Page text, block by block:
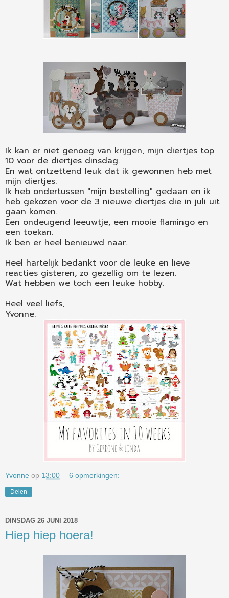
Ik kan er niet genoeg van krijgen, mijn diertjes top
10 voor de diertjes dinsdag.
En wat ontzettend leuk dat ik gewonnen heb met
mijn diertjes.
Ik heb ondertussen "mijn bestelling" gedaan en ik
heb gekozen voor de 3 nieuwe diertjes die in juli uit
gaan komen.
Een ondeugend leeuwtje, een mooie flamingo en
een toekan.
Ik ben er heel benieuwd naar.
Heel hartelijk bedankt voor de leuke en lieve
reacties gisteren, zo gezellig om te lezen.
Wat hebben we toch een leuke hobby.
Heel veel liefs,
Yvonne.
Yvonne op 13:00 6 opmerkingen:
Delen
DINSDAG 26 JUNI 2018
Hiep hiep hoera!